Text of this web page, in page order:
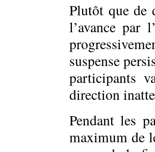
Plutôt que de
l’avance par
suspense
participants
direction
Pendant les
maximum de